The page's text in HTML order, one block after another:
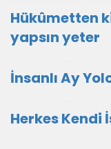
Hükûmetten
yapsın yeter
İnsanlı Ay
Herkes Kendi